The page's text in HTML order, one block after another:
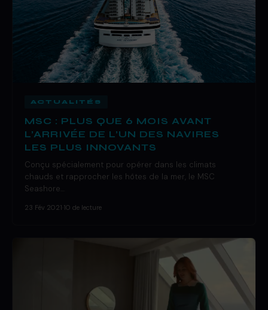
ACTUALITÉS
MSC : PLUS QUE 6 MOIS AVANT
L’ARRIVÉE DE L’UN DES NAVIRES
LES PLUS INNOVANTS
Conçu spécialement pour opérer dans les climats
chauds et rapprocher les hôtes de la mer, le MSC
Seashore…
23 Fév 2021 10 de lecture